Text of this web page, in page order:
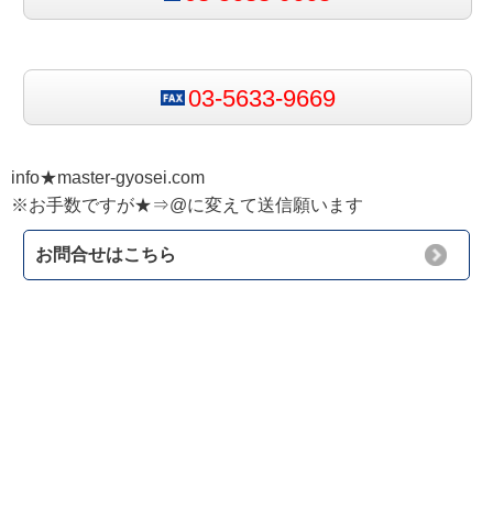
03-5633-9669
info★master-gyosei.com
※お手数ですが★⇒@に変えて送信願います
お問合せはこちら